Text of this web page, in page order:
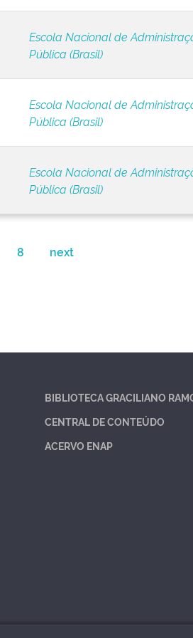
Escola Nacional de
Pública (Brasil)
Escola Nacional de
Pública (Brasil)
Escola Nacional de
Pública (Brasil)
8 next
BIBLIOTECA GRACILIANO
CENTRAL DE CONTEÚDO
ACERVO ENAP